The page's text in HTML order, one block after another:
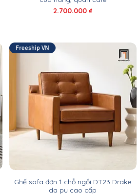
Giá
2.700.000 ₫
Freeship VN
Ghế sofa đơn 1 chỗ ngồi DT23 Drake
da pu cao cấp